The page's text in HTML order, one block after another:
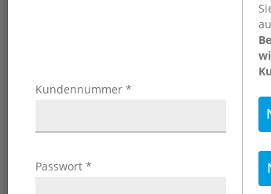
Kundennummer *
Passwort *